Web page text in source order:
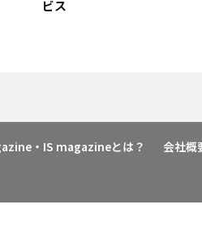
ビス
・IS magazineとは？ 会社概